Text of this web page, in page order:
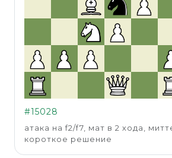
#15028
атака на f2/f7, мат в 2 хода,
короткое решение